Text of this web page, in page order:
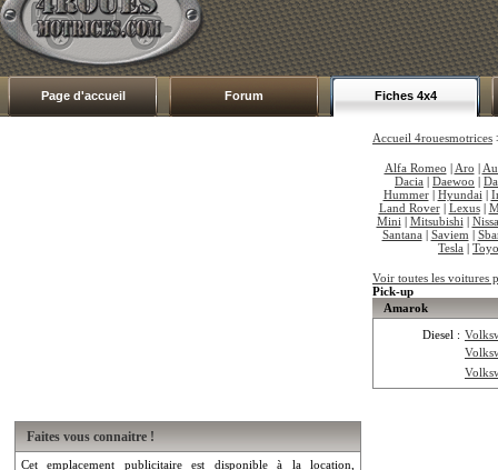
Page d'accueil Forum Fiches 4x4
Faites vous connaitre !
Cet emplacement publicitaire est disponible à la location,
Accueil 4rouesmotrices
Alfa Romeo | Aro |
Dacia | Daewoo |
Hummer| Hyundai |
Land Rover| Lexus|
Mini | Mitsubishi |
Santana | Saviem |
Tesla |
Voir toutes les voitures
Pick-up
Amarok
Diesel :